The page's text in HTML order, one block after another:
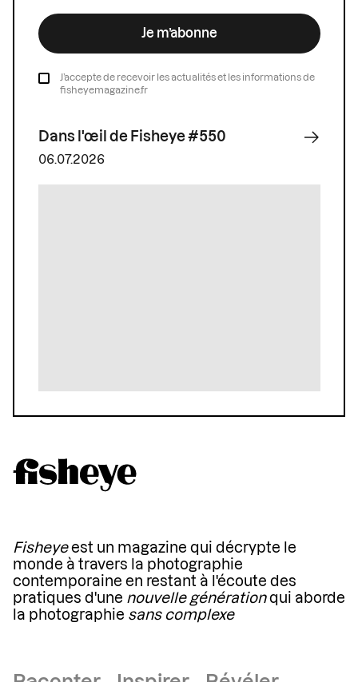
Je m’abonne
J’accepte de recevoir les actualités et les informations de
fisheyemagazine.fr
Dans l'œil de Fisheye #550
06.07.2026
Fisheyeest un magazine qui décrypte le
monde à travers la photographie
contemporaine en restant à l'écoute des
pratiques d'une nouvelle générationqui aborde
la photographie sans complexe